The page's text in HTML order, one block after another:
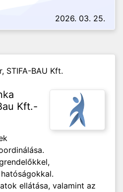
2026. 03. 25.
STIFA-BAU Kft.
Kft.-
ellátása, valamint az